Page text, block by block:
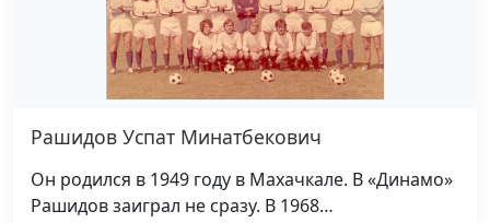
Рашидов Успат Минатбекович
Он родился в 1949 году в Махачкале. В «Динамо»
Рашидов заиграл не сразу. В 1968…